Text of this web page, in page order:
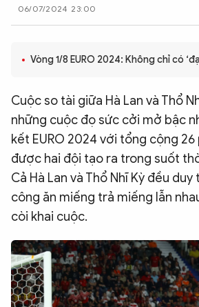
PHÁP LUẬT
VĂN HÓA - THỂ THAO
BẠN ĐỌC & CAND
ĐA PHƯƠNG TIỆN
eMagazine
Video Ảnh
Infographic
06/07/2024 23:00
Vòng 1/8 EURO 2024: Không chỉ có
Cuộc so tài giữa Hà Lan và Thổ
những cuộc đọ sức cởi mở bậc
kết EURO 2024 với tổng cộng
được hai đội tạo ra trong suốt
Cả Hà Lan và Thổ Nhĩ Kỳ đều
công ăn miếng trả miếng lẫn
còi khai cuộc.